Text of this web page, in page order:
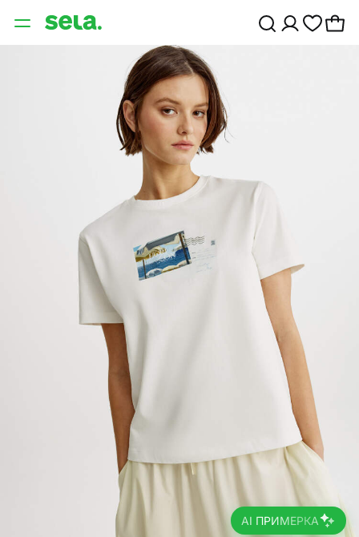
AI ПРИМЕРКА